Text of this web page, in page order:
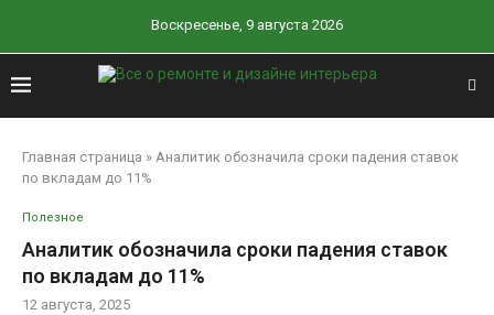
Воскресенье, 9 августа 2026
Главная страница » Аналитик обозначила сроки падения ставок
по вкладам до 11%
Полезное
Аналитик обозначила сроки падения ставок
по вкладам до 11%
12 августа, 2025